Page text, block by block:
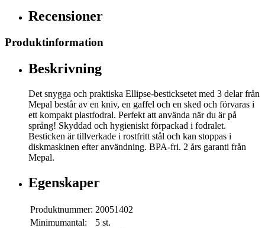
Recensioner
Produktinformation
Beskrivning
Det snygga och praktiska Ellipse-besticksetet med 3 delar från
Mepal består av en kniv, en gaffel och en sked och förvaras i
ett kompakt plastfodral. Perfekt att använda när du är på
språng! Skyddad och hygieniskt förpackad i fodralet.
Besticken är tillverkade i rostfritt stål och kan stoppas i
diskmaskinen efter användning. BPA-fri. 2 års garanti från
Mepal.
Egenskaper
Produktnummer: 20051402
Minimumantal:
5 st.